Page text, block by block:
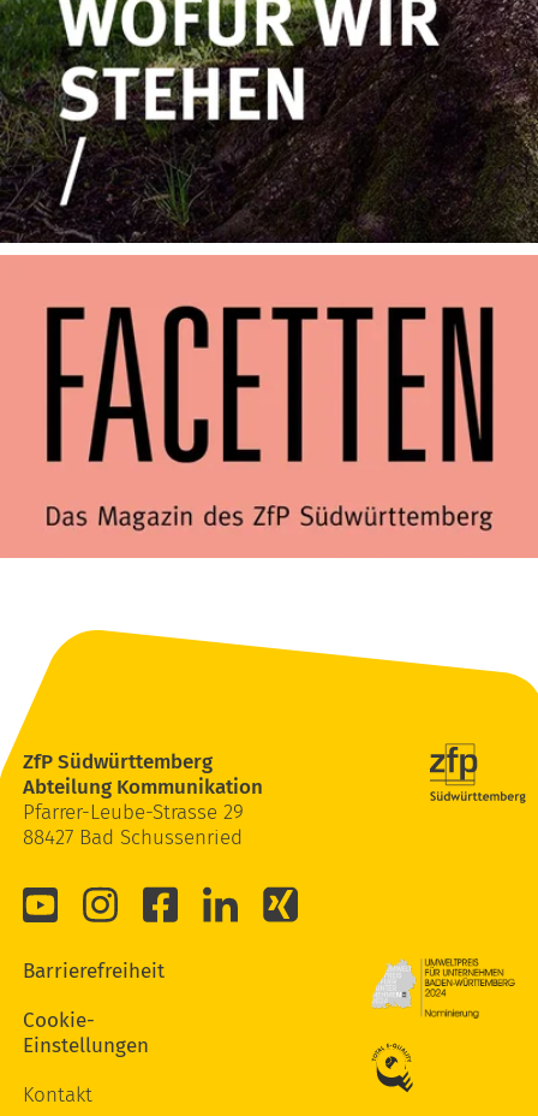
ZfP Südwürttemberg
Abteilung Kommunikation
Pfarrer-Leube-Strasse 29
88427 Bad Schussenried
Barrierefreiheit
Cookie-
Einstellungen
Kontakt